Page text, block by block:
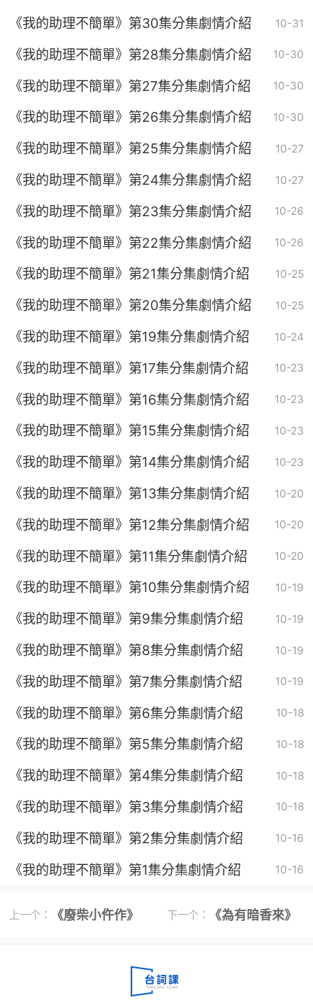
《我的助理不簡單》第30集分集劇情介紹 10-31
《我的助理不簡單》第28集分集劇情介紹 10-30
《我的助理不簡單》第27集分集劇情介紹 10-30
《我的助理不簡單》第26集分集劇情介紹 10-30
《我的助理不簡單》第25集分集劇情介紹 10-27
《我的助理不簡單》第24集分集劇情介紹 10-27
《我的助理不簡單》第23集分集劇情介紹 10-26
《我的助理不簡單》第22集分集劇情介紹 10-26
《我的助理不簡單》第21集分集劇情介紹 10-25
《我的助理不簡單》第20集分集劇情介紹 10-25
《我的助理不簡單》第19集分集劇情介紹 10-24
《我的助理不簡單》第17集分集劇情介紹 10-23
《我的助理不簡單》第16集分集劇情介紹 10-23
《我的助理不簡單》第15集分集劇情介紹 10-23
《我的助理不簡單》第14集分集劇情介紹 10-23
《我的助理不簡單》第13集分集劇情介紹 10-20
《我的助理不簡單》第12集分集劇情介紹 10-20
《我的助理不簡單》第11集分集劇情介紹 10-20
《我的助理不簡單》第10集分集劇情介紹 10-19
《我的助理不簡單》第9集分集劇情介紹 10-19
《我的助理不簡單》第8集分集劇情介紹 10-19
《我的助理不簡單》第7集分集劇情介紹 10-19
《我的助理不簡單》第6集分集劇情介紹 10-18
《我的助理不簡單》第5集分集劇情介紹 10-18
《我的助理不簡單》第4集分集劇情介紹 10-18
《我的助理不簡單》第3集分集劇情介紹 10-18
《我的助理不簡單》第2集分集劇情介紹 10-16
《我的助理不簡單》第1集分集劇情介紹 10-16
上一个： 《廢柴小仵作》 下一个： 《為有暗香來》